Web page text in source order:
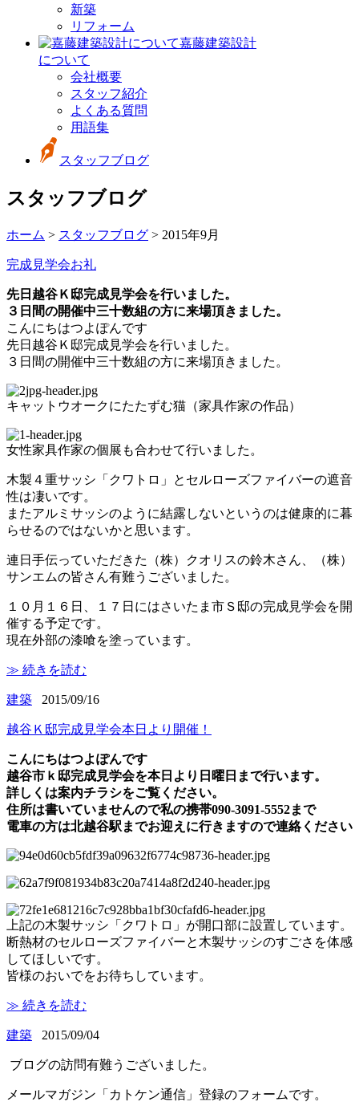
新築
リフォーム
嘉藤建築設計
について
会社概要
スタッフ紹介
よくある質問
用語集
スタッフブログ
スタッフブログ
ホーム > スタッフブログ > 2015年9月
完成見学会お礼
先日越谷Ｋ邸完成見学会を行いました。
３日間の開催中三十数組の方に来場頂きました。
こんにちはつよぽんです
先日越谷Ｋ邸完成見学会を行いました。
３日間の開催中三十数組の方に来場頂きました。
キャットウオークにたたずむ猫（家具作家の作品）
女性家具作家の個展も合わせて行いました。
木製４重サッシ「クワトロ」とセルローズファイバーの遮音
性は凄いです。
またアルミサッシのように結露しないというのは健康的に暮
らせるのではないかと思います。
連日手伝っていただきた（株）クオリスの鈴木さん、（株）
サンエムの皆さん有難うございました。
１０月１６日、１７日にはさいたま市Ｓ邸の完成見学会を開
催する予定です。
現在外部の漆喰を塗っています。
≫ 続きを読む
建築 2015/09/16
越谷Ｋ邸完成見学会本日より開催！
こんにちはつよぽんです
越谷市ｋ邸完成見学会を本日より日曜日まで行います。
詳しくは案内チラシをご覧ください。
住所は書いていませんので私の携帯090-3091-5552まで
電車の方は北越谷駅までお迎えに行きますので連絡ください
上記の木製サッシ「クワトロ」が開口部に設置しています。
断熱材のセルローズファイバーと木製サッシのすごさを体感
してほしいです。
皆様のおいでをお待ちしています。
≫ 続きを読む
建築 2015/09/04
ブログの訪問有難うございました。
メールマガジン「カトケン通信」登録のフォームです。